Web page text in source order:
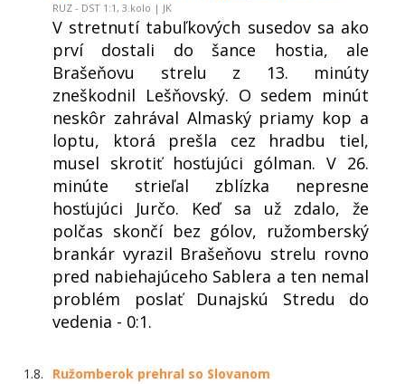
RUZ - DST 1:1, 3.kolo | JK
V stretnutí tabuľkových susedov sa ako
prví dostali do šance hostia, ale
Brašeňovu strelu z 13. minúty
zneškodnil Lešňovský. O sedem minút
neskôr zahrával Almaský priamy kop a
loptu, ktorá prešla cez hradbu tiel,
musel skrotiť hosťujúci gólman. V 26.
minúte strieľal zblízka nepresne
hosťujúci Jurčo. Keď sa už zdalo, že
polčas skončí bez gólov, ružomberský
brankár vyrazil Brašeňovu strelu rovno
pred nabiehajúceho Sablera a ten nemal
problém poslať Dunajskú Stredu do
vedenia - 0:1.
1.8. Ružomberok prehral so Slovanom